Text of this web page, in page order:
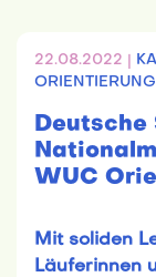
22.08.2022 |
WUC
Mit soliden
Läuferinnen